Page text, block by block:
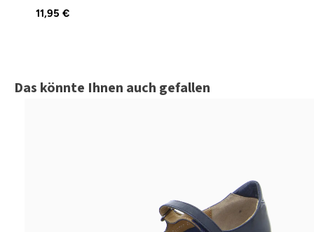
11,95 €
Produktgalerie überspringen
Das könnte Ihnen auch gefallen